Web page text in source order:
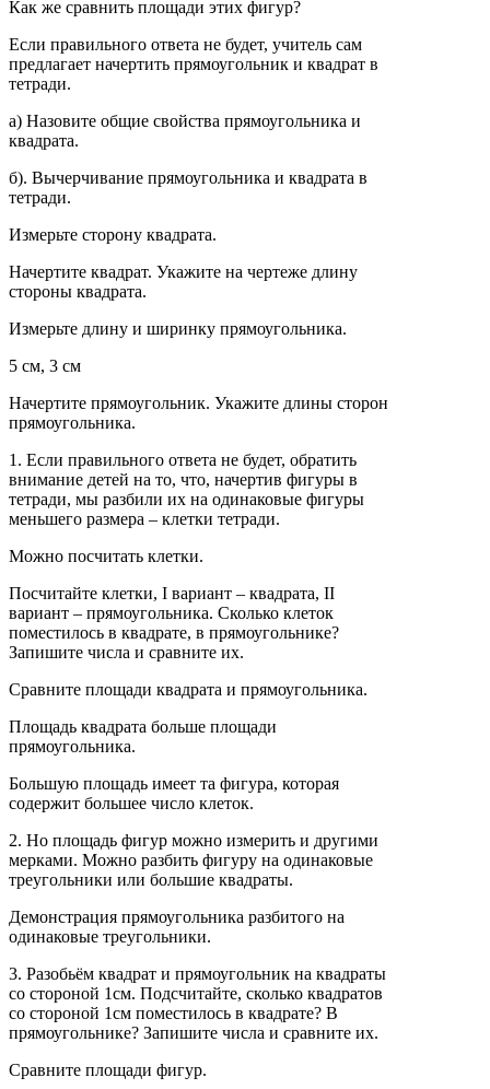
Как же сравнить площади этих фигур?
Если правильного ответа не будет, учитель сам
предлагает начертить прямоугольник и квадрат в
тетради.
а) Назовите общие свойства прямоугольника и
квадрата.
б). Вычерчивание прямоугольника и квадрата в
тетради.
Измерьте сторону квадрата.
Начертите квадрат. Укажите на чертеже длину
стороны квадрата.
Измерьте длину и ширинку прямоугольника.
5 см, 3 см
Начертите прямоугольник. Укажите длины сторон
прямоугольника.
1. Если правильного ответа не будет, обратить
внимание детей на то, что, начертив фигуры в
тетради, мы разбили их на одинаковые фигуры
меньшего размера – клетки тетради.
Можно посчитать клетки.
Посчитайте клетки, I вариант – квадрата, II
вариант – прямоугольника. Сколько клеток
поместилось в квадрате, в прямоугольнике?
Запишите числа и сравните их.
Сравните площади квадрата и прямоугольника.
Площадь квадрата больше площади
прямоугольника.
Большую площадь имеет та фигура, которая
содержит большее число клеток.
2. Но площадь фигур можно измерить и другими
мерками. Можно разбить фигуру на одинаковые
треугольники или большие квадраты.
Демонстрация прямоугольника разбитого на
одинаковые треугольники.
3. Разобьём квадрат и прямоугольник на квадраты
со стороной 1см. Подсчитайте, сколько квадратов
со стороной 1см поместилось в квадрате? В
прямоугольнике? Запишите числа и сравните их.
Сравните площади фигур.